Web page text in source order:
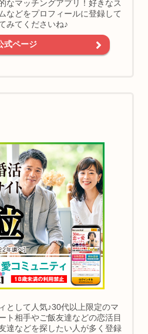
なマッチングアプリ！好きなス
などをプロフィールに登録して
みてくださいね♪
式ページ
として人気♪30代以上限定のマ
ト相手やご飯友達などの恋活目
達などを探したい人が多く登録